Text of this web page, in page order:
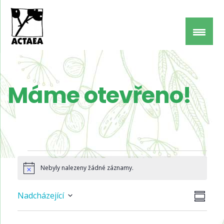
Máme otevřeno!
Akce
NoticeNebyly nalezeny žádné záznamy.
pro
Nadcházející